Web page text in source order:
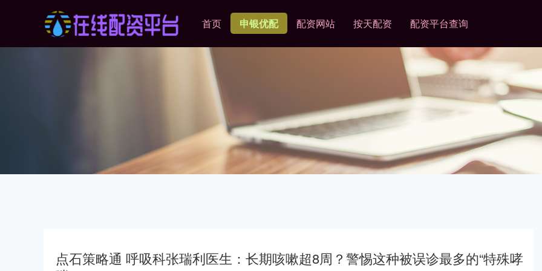
首页 申银优配 配资网站 按天配资 配资平台查询
点石策略通 呼吸科张瑞利医生：长期咳嗽超8周？警惕这种被误诊最多的“特殊哮